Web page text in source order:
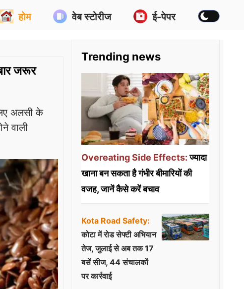
होम वेब स्टोरीज ई-पेपर
जरूर
अलसी के
वाली
Trending news
Overeating Side Effects:ज्यादा
खाना बन सकता है गंभीर बीमारियों की
वजह, जानें कैसे करें बचाव
Kota Road Safety:
कोटा में रोड सेफ्टी अभियान
तेज, जुलाई से अब तक 17
बसें सीज, 44 संचालकों
पर कार्रवाई